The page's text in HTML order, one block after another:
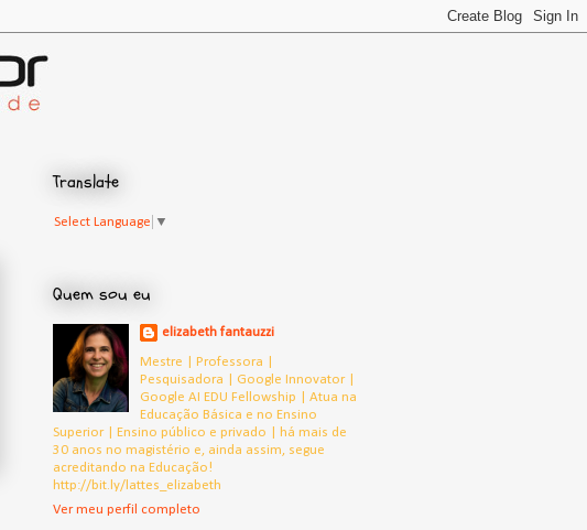
Translate
Select Language ▼
Quem sou eu
elizabeth fantauzzi
Mestre | Professora |
Pesquisadora | Google Innovator |
Google AI EDU Fellowship | Atua na
Educação Básica e no Ensino
Superior | Ensino público e privado | há mais de
30 anos no magistério e, ainda assim, segue
acreditando na Educação!
http://bit.ly/lattes_elizabeth
Ver meu perfil completo